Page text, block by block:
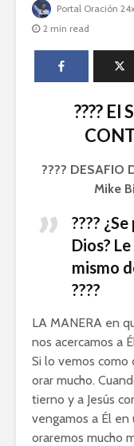
Portal Oración
2 min read
???? El
???? DESAFIO
Mike
????
Dios?
mismo
????
LA MANERA en
nos acercamos a
Si lo vemos como
orar mucho.
tierno y a Jesús
vengamos a Él
oraremos mucho